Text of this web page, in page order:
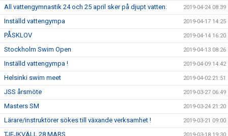
All vattengymnastik 24 och 25 april sker på djupt vatten. 2019-04-24 08:39
Inställd vattengympa 2019-04-17 14:25
PÅSKLOV 2019-04-14 16:20
Stockholm Swim Open 2019-04-13 08:26
Inställd vattengympa ! 2019-04-09 14:42
Helsinki swim meet 2019-04-02 21:51
JSS årsmöte 2019-03-27 06:49
Masters SM 2019-03-24 21:20
Lärare/instruktörer sökes till växande verksamhet ! 2019-03-21 09:00
TJEJKVÄLL 28 MARS